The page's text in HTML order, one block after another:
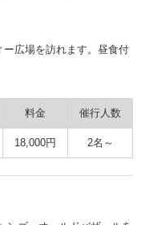
広場を訪れます。昼食付
料金 催行人数
18,000円 2名～